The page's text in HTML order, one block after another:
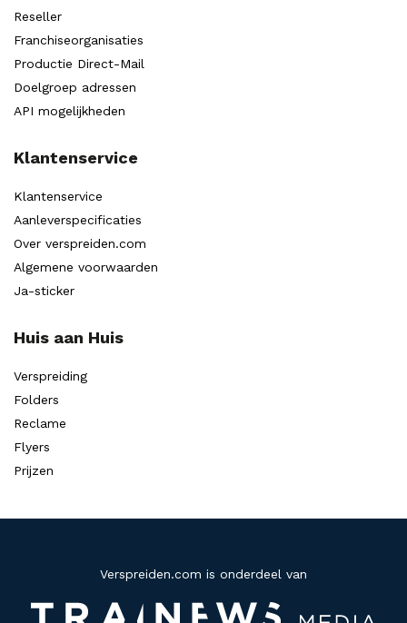
Reseller
Franchiseorganisaties
Productie Direct-Mail
Doelgroep adressen
API mogelijkheden
Klantenservice
Klantenservice
Aanleverspecificaties
Over verspreiden.com
Algemene voorwaarden
Ja-sticker
Huis aan Huis
Verspreiding
Folders
Reclame
Flyers
Prijzen
Verspreiden.com is onderdeel van